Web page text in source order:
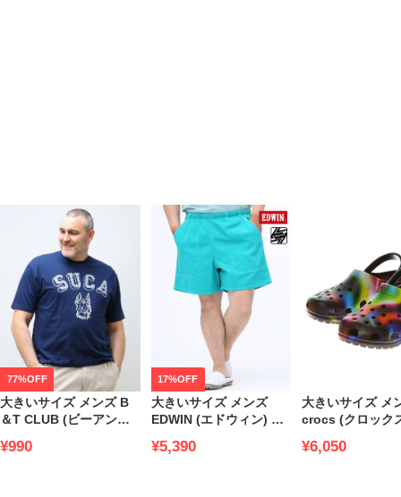
77%OFF
大きいサイズ メンズ B
＆T CLUB (ビーアンド
トン アニマルカレッジ
¥990
17%OFF
大きいサイズ メンズ
EDWIN (エドウィン) 無
ツ ATHLETIC
¥5,390
大きいサイズ メ
crocs (クロック
SOLARIZED
¥6,050